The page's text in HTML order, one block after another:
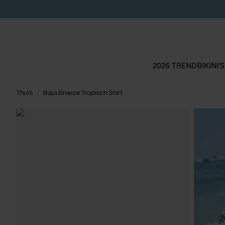
2026 TRENDBIKINI'S
Thuis Baja Breeze Tropisch Shirt